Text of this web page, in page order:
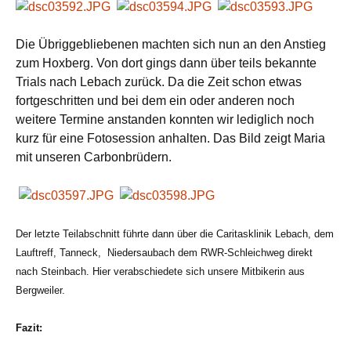
Die Übriggebliebenen machten sich nun an den Anstieg
zum Hoxberg. Von dort gings dann über teils bekannte
Trials nach Lebach zurück. Da die Zeit schon etwas
fortgeschritten und bei dem ein oder anderen noch
weitere Termine anstanden konnten wir lediglich noch
kurz für eine Fotosession anhalten. Das Bild zeigt Maria
mit unseren Carbonbrüdern.
Der letzte Teilabschnitt führte dann über die Caritasklinik Lebach, dem
Lauftreff, Tanneck,
Niedersaubach dem RWR-Schleichweg direkt
nach Steinbach. Hier verabschiedete sich unsere Mitbikerin aus
Bergweiler.
Fazit: